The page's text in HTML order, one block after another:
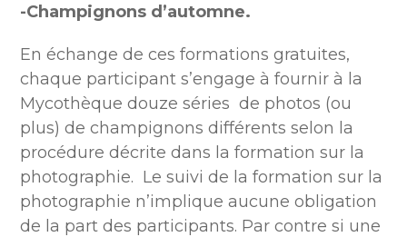
-Champignons d’automne.
En échange de ces formations gratuites,
chaque participant s’engage à fournir à la
Mycothèque douze séries de photos (ou
plus) de champignons différents selon la
procédure décrite dans la formation sur la
photographie. Le suivi de la formation sur la
photographie n’implique aucune obligation
de la part des participants. Par contre si une